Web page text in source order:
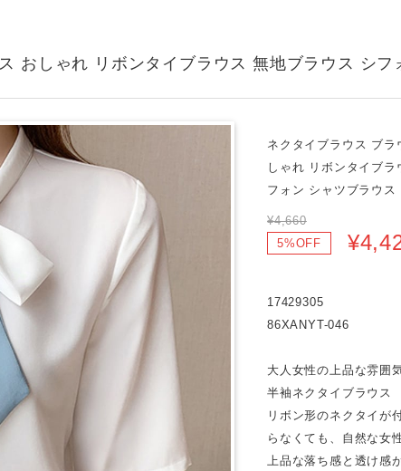
おしゃれ リボンタイブラウス 無地ブラウス シフ
ネクタイブラウス ブ
しゃれ リボンタイブ
フォン シャツブラウス
¥4,660
5%OFF
17429305
86XANYT-046
大人女性の上品な雰囲
半袖ネクタイブラウス
リボン形のネクタイが
らなくても、自然な女
上品な落ち感と透け感